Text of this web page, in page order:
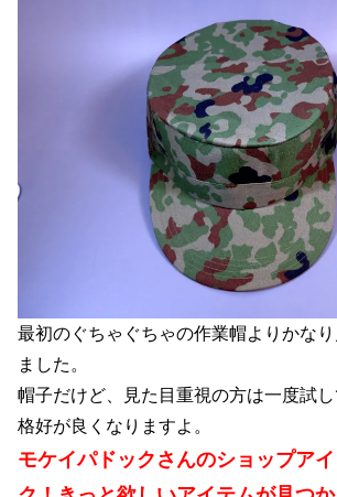
最初のぐちゃぐちゃの作業帽よりかな
ました。
帽子だけど、見た目重視の方は一度試
格好が良くなりますよ。
モケイパドックさんのショップア